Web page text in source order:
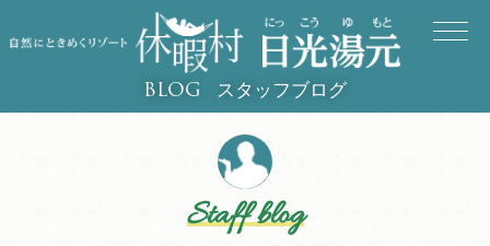
BLOG スタッフブログ
Staff blog